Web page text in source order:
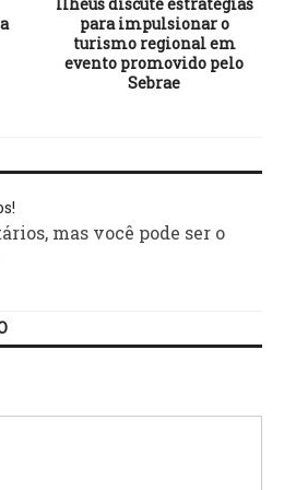
para impulsionar o
turismo regional em
evento promovido pelo
Sebrae
mas você pode ser o